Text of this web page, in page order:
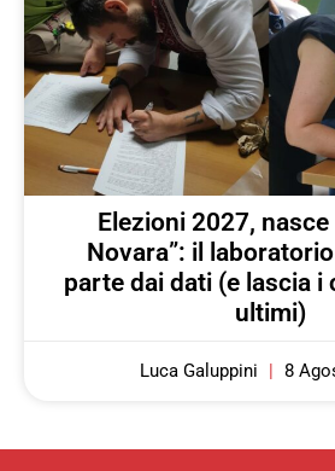
Elezioni 2027,
Novara”: il
parte dai dati (e lascia i
ultimi)
Luca Galuppini 8